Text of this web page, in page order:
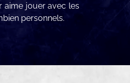
aime jouer avec les
personnels.